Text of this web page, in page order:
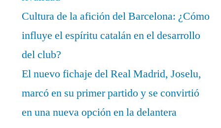
Cultura de la afición del Barcelona: ¿Cómo
influye el espíritu catalán en el desarrollo
del club?
El nuevo fichaje del Real Madrid, Joselu,
marcó en su primer partido y se convirtió
en una nueva opción en la delantera